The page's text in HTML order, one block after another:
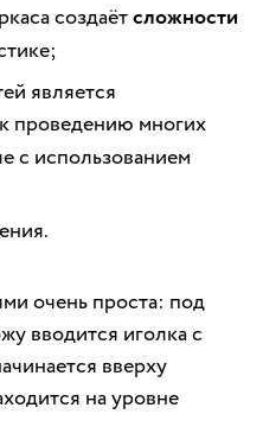
создаётсложности
является
к проведению многих
с использованием
очень проста: под
вводится иголка с
вверху
на уровне